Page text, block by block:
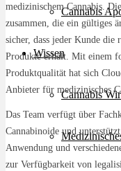
Cannabis
Wissen
Cannabis
medizinischem Cannabis.
zusammen, die ein gültiges
sicher, dass jeder Kunde
Produkte erhält. Mit einem
Produktqualität hat sich
Anbieter für medizinisches
Das Team verfügt über
Cannabinoide und
Anwendung und
zur Verfügbarkeit von